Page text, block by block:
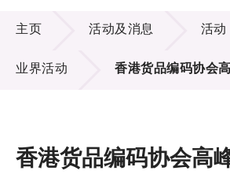
技术商品化
项目及资助计划
活动及消息
奖项
活动及消息
主页 活动及消息 活动
业界活动 香港货品编码协会
香港货品编码协会高